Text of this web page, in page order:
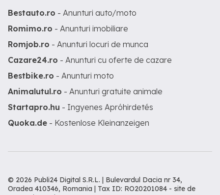
Bestauto.ro - Anunturi auto/moto
Romimo.ro - Anunturi imobiliare
Romjob.ro - Anunturi locuri de munca
Cazare24.ro - Anunturi cu oferte de cazare
Bestbike.ro - Anunturi moto
Animalutul.ro - Anunturi gratuite animale
Startapro.hu - Ingyenes Apróhirdetés
Quoka.de - Kostenlose Kleinanzeigen
© 2026 Publi24 Digital S.R.L. | Bulevardul Dacia nr 34,
Oradea 410346, Romania | Tax ID: RO20201084 - site de